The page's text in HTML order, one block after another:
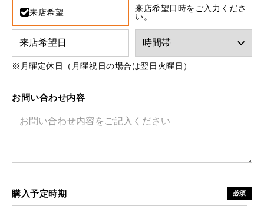
お問い合わせ
iR TECH FACTORY
来店希望
来店希望日時をご入力くださ
い。
※月曜定休日（月曜祝日の場合は翌日火曜日）
お問い合わせ内容
購入予定時期 必須